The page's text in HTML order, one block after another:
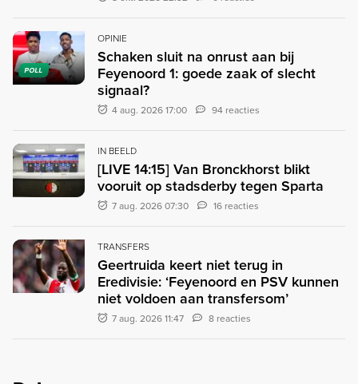
POLL
OPINIE
Schaken sluit na onrust aan bij
Feyenoord 1: goede zaak of slecht
signaal?
4 aug. 2026 17:00 94 reacties
IN BEELD
[LIVE 14:15] Van Bronckhorst blikt
vooruit op stadsderby tegen Sparta
7 aug. 2026 07:30 16 reacties
TRANSFERS
Geertruida keert niet terug in
Eredivisie: ‘Feyenoord en PSV kunnen
niet voldoen aan transfersom’
7 aug. 2026 11:47 8 reacties